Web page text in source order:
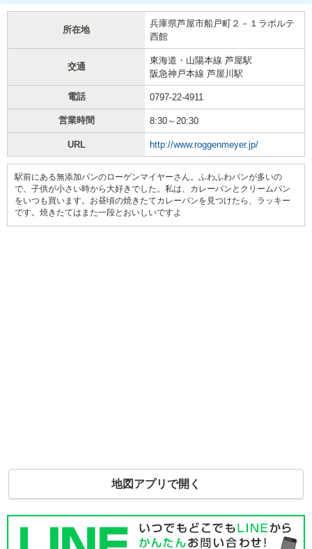
所在地
兵庫県芦屋市船戸町２－１ラポルテ
西館
交通
東海道・山陽本線 芦屋駅
阪急神戸本線 芦屋川駅
電話 0797-22-4911
営業時間 8:30～20:30
URL http://www.roggenmeyer.jp/
駅前にある無添加パンのローゲンマイヤーさん。ふわふわパンが多いの
で、子供が小さい時から大好きでした。私は、カレーパンとクリームパン
をいつも買います。お昼頃の焼きたてカレーパンを見つけたら、ラッキー
です。焼きたてはまた一段とおいしいですよ
地図アプリで開く